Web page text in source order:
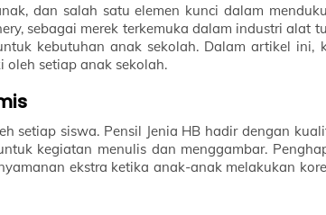
dan salah satu elemen kunci dalam
sebagai merek terkemuka dalam industri alat
kebutuhan anak sekolah. Dalam artikel ini,
setiap anak sekolah.
setiap siswa. Pensil Jenia HB hadir dengan
kegiatan menulis dan menggambar.
ekstra ketika anak-anak melakukan